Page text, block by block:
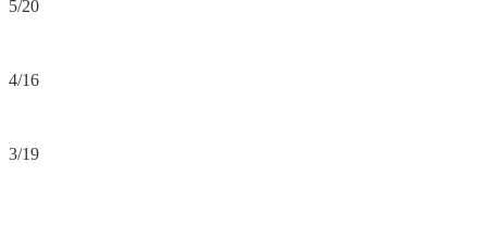
5/20
4/16
3/19